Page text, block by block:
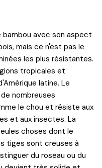
bambou avec son aspect
mais ce n'est pas le
les plus résistantes.
tropicales et
latine. Le
nombreuses
le chou et résiste aux
et aux insectes. La
choses dont le
tiges sont creuses à
du roseau ou du